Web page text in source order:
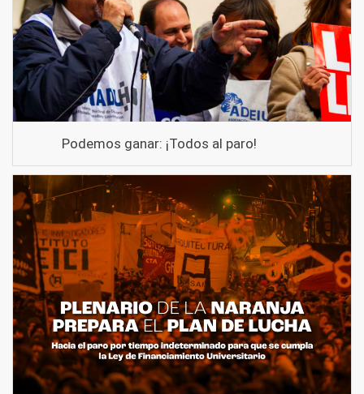
Podemos ganar: ¡Todos al paro!